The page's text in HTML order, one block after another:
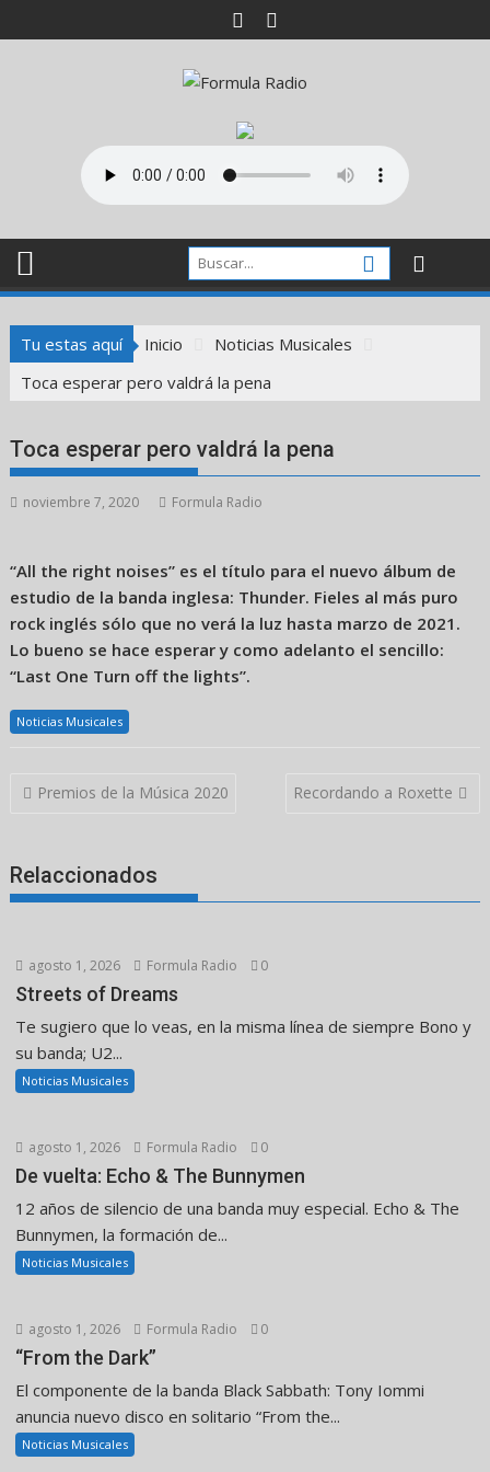
al
Tu estas aquí Inicio
Noticias Musicales
Toca esperar pero valdrá la pena
Toca esperar pero valdrá la pena
noviembre 7, 2020 Formula Radio
“All the right noises” es el título para el nuevo álbum de
estudio de la banda inglesa: Thunder. Fieles al más puro
rock inglés sólo que no verá la luz hasta marzo de 2021.
Lo bueno se hace esperar y como adelanto el sencillo:
“Last One Turn off the lights”.
Noticias Musicales
Navegación
Premios de la Música 2020 Recordando a Roxette
Relaccionados
agosto 1, 2026 Formula Radio 0
Streets of Dreams
Te sugiero que lo veas, en la misma línea de siempre Bono y
su banda; U2...
Noticias Musicales
agosto 1, 2026 Formula Radio 0
De vuelta: Echo & The Bunnymen
12 años de silencio de una banda muy especial. Echo & The
Bunnymen, la formación de...
Noticias Musicales
agosto 1, 2026 Formula Radio 0
“From the Dark”
El componente de la banda Black Sabbath: Tony Iommi
anuncia nuevo disco en solitario “From the...
Noticias Musicales